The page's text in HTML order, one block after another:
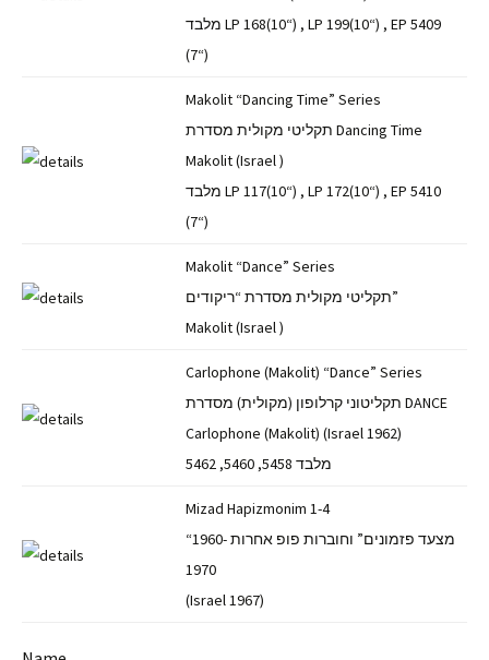
מלבד LP 168‏ (“10), LP 199‏ (“10), EP 5409‏
(“7)
Makolit “Dancing Time” Series
תקליטי מקולית מסדרת Dancing Time
Makolit (Israel )
מלבד LP 117‏ (“10), LP 172‏ (“10), EP 5410‏
(“7)
Makolit “Dance” Series
תקליטי מקולית מסדרת “ריקודים”
Makolit (Israel )
Carlophone (Makolit) “Dance” Series
תקליטוני קרלופון (מקולית) מסדרת DANCE
Carlophone (Makolit) (Israel 1962)
מלבד 5458, 5460, 5462
Mizad Hapizmonim 1-4
“מצעד פזמונים” וחוברות פופ אחרות 1960-
1970
(Israel 1967)